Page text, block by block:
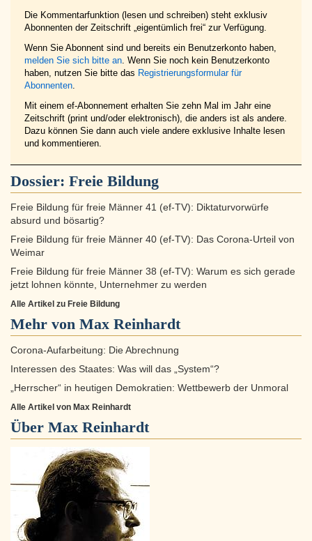
Die Kommentarfunktion (lesen und schreiben) steht exklusiv
Abonnenten der Zeitschrift „eigentümlich frei“ zur Verfügung.
Wenn Sie Abonnent sind und bereits ein Benutzerkonto haben,
melden Sie sich bitte an. Wenn Sie noch kein Benutzerkonto
haben, nutzen Sie bitte das Registrierungsformular für
Abonnenten.
Mit einem ef-Abonnement erhalten Sie zehn Mal im Jahr eine
Zeitschrift (print und/oder elektronisch), die anders ist als andere.
Dazu können Sie dann auch viele andere exklusive Inhalte lesen
und kommentieren.
Dossier: Freie Bildung
Freie Bildung für freie Männer 41 (ef-TV): Diktaturvorwürfe
absurd und bösartig?
Freie Bildung für freie Männer 40 (ef-TV): Das Corona-Urteil von
Weimar
Freie Bildung für freie Männer 38 (ef-TV): Warum es sich gerade
jetzt lohnen könnte, Unternehmer zu werden
Alle Artikel zu Freie Bildung
Mehr von Max Reinhardt
Corona-Aufarbeitung: Die Abrechnung
Interessen des Staates: Was will das „System“?
„Herrscher“ in heutigen Demokratien: Wettbewerb der Unmoral
Alle Artikel von Max Reinhardt
Über Max Reinhardt